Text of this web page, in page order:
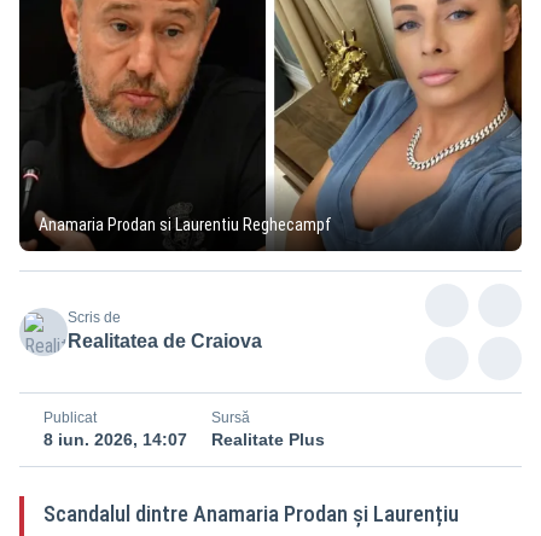
Anamaria Prodan si Laurentiu Reghecampf
Scris de
Realitatea de Craiova
Publicat
8 iun. 2026, 14:07
Sursă
Realitate Plus
Scandalul dintre Anamaria Prodan și Laurențiu